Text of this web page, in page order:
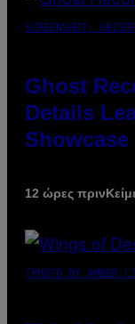
SCREENSHOT:
Ghost
Details
Showcase
12 ώρες πριν
(PHOTO BY AMBER